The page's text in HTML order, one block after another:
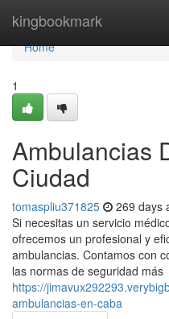
kingbookmark
Home
Home
1
Ambulancias
Ciudad
tomaspliu371825 269 days
Si necesitas un servicio
ofrecemos un profesional y
ambulancias. Contamos con
las normas de seguridad más
https://
ambulancias-en-caba